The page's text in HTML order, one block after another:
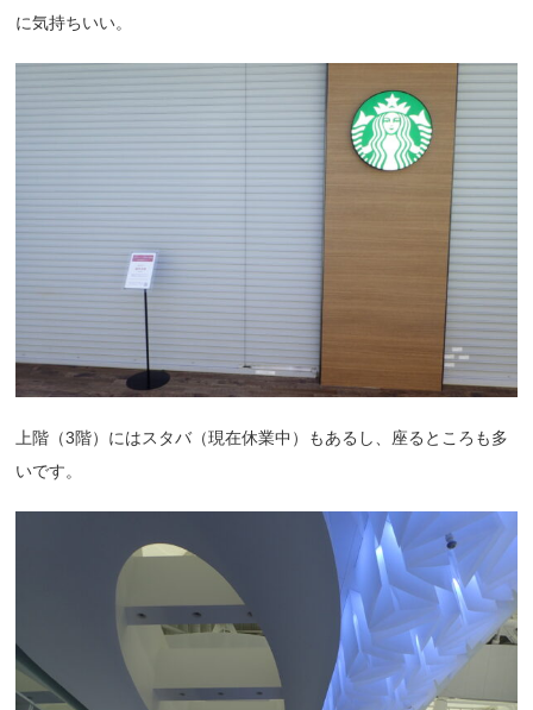
に気持ちいい。
上階（3階）にはスタバ（現在休業中）もあるし、座るところも多
いです。